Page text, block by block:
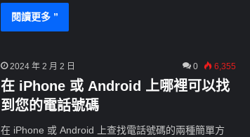
閱讀更多 ”
2024 年 2 月 2 日 0 6,355
在 iPhone 或 Android 上哪裡可以找
到您的電話號碼
在 iPhone 或 Android 上查找電話號碼的兩種簡單方